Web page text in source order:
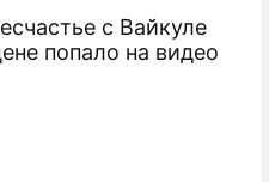
с Вайкуле
попало на видео